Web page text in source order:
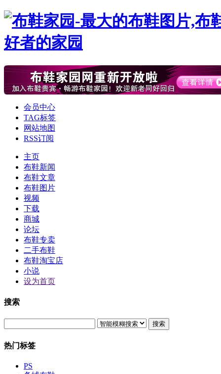
会员中心
TAG标签
网站地图
RSS订阅
主页
布鞋新闻
布鞋文章
布鞋图片
视频
下载
商城
论坛
布鞋专卖
二手布鞋
布鞋淘宝店
小说
设为首页
搜索
搜索
热门标签
PS